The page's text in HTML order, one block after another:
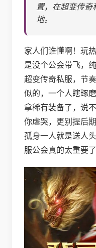
置，在超变传
地。
家人们谁懂啊！玩
是没个公会带飞，
超变传奇私服，节
似的，一个人瞎琢
拿稀有装备了，说
你虐哭，更别提后
孤身一人就是送人
服公会真的太重要